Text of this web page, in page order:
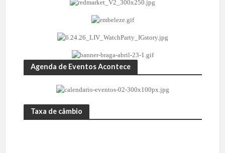
Agenda de Eventos Acontece
Taxa de câmbio